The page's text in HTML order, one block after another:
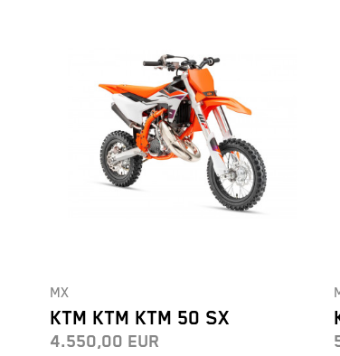
MX
KTM KTM KTM 50 SX
4.550,00 EUR